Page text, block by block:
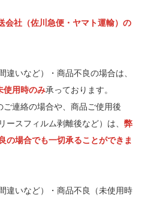
会社（佐川急便・ヤマト運輸）の
違いなど）・商品不良の場合は、
使用時のみ承っております。
連絡の場合や、商品ご使用後
ースフィルム剥離後など）は、 弊
の場合でも一切承ることができま
違いなど）・商品不良（未使用時